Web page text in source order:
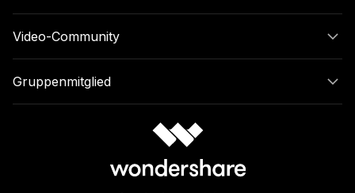
Video-Community
Gruppenmitglied